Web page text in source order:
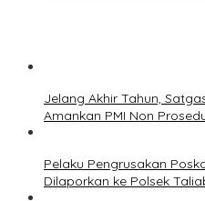
Jelang Akhir Tahun,
Amankan PMI Non
Pelaku Pengrusakan
Dilaporkan ke Polsek